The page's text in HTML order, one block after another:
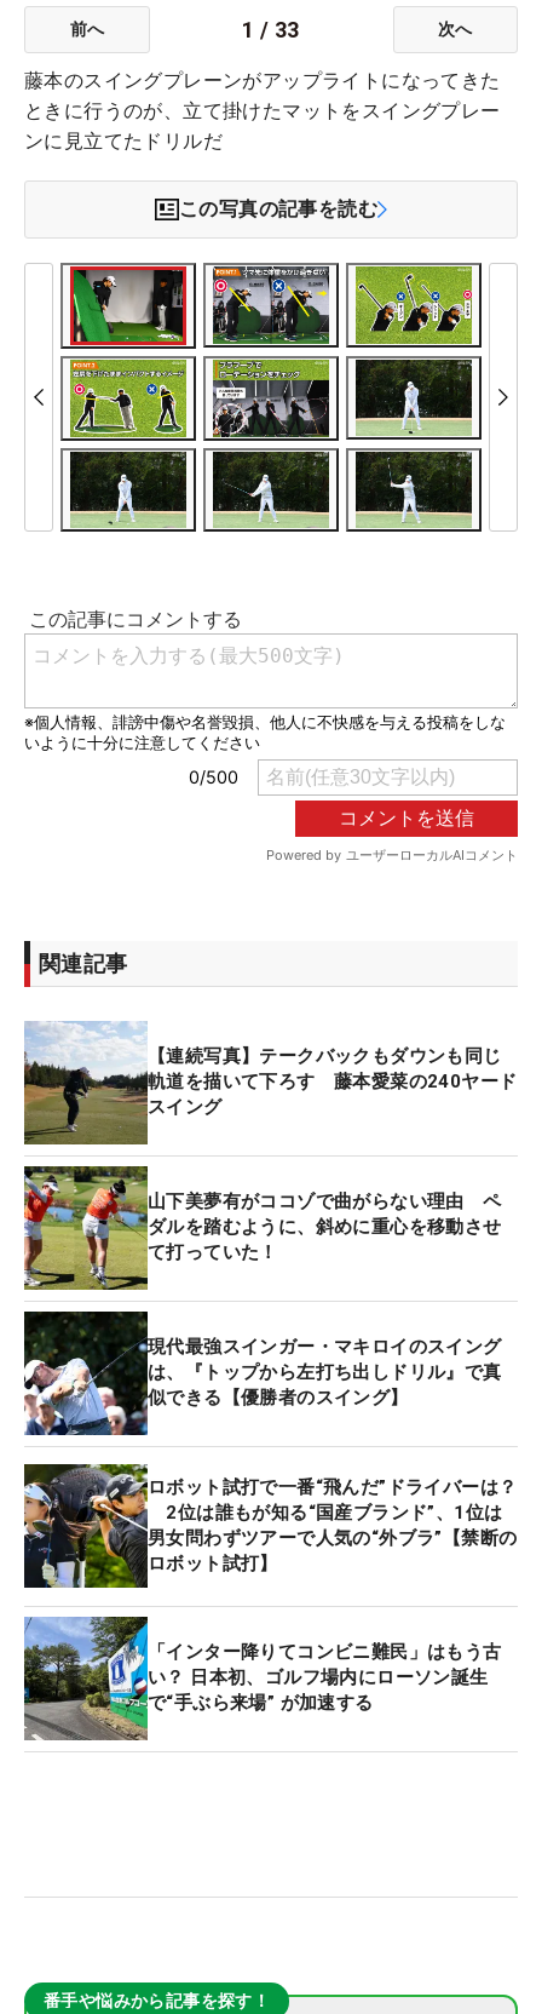
前へ 1 / 33 次へ
藤本のスイングプレーンがアップライトになってきた
ときに行うのが、立て掛けたマットをスイングプレー
ンに見立てたドリルだ
この写真の記事を読む
関連記事
【連続写真】テークバックもダウンも同じ
軌道を描いて下ろす 藤本愛菜の240ヤード
スイング
山下美夢有がココゾで曲がらない理由 ペ
ダルを踏むように、斜めに重心を移動させ
て打っていた！
現代最強スインガー・マキロイのスイング
は、『トップから左打ち出しドリル』で真
似できる【優勝者のスイング】
ロボット試打で一番“飛んだ”ドライバーは？
2位は誰もが知る“国産ブランド”、1位は
男女問わずツアーで人気の“外ブラ”【禁断の
ロボット試打】
「インター降りてコンビニ難民」はもう古
い？ 日本初、ゴルフ場内にローソン誕生
で“手ぶら来場” が加速する
番手や悩みから記事を探す！